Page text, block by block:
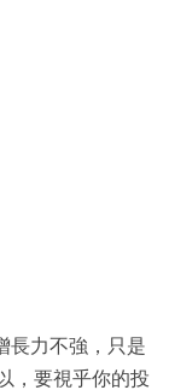
長力不強，只是
，要視乎你的投